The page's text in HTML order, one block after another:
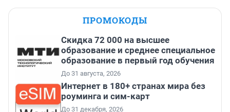
ПРОМОКОДЫ
Скидка 72 000 на высшее
образование и среднее специальное
образование в первый год обучения
До 31 августа, 2026
Интернет в 180+ странах мира без
роуминга и сим-карт
До 31 декабря, 2026